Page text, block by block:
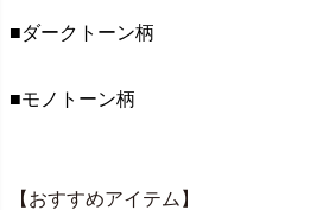
■ダークトーン柄
■モノトーン柄
【おすすめアイテム】